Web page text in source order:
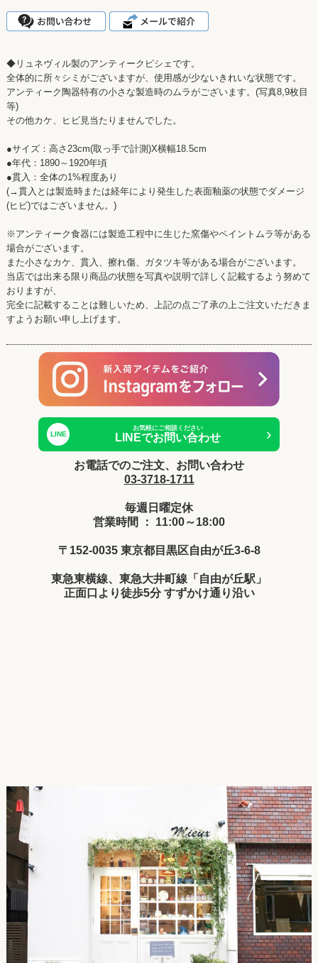
◆リュネヴィル製のアンティークピシェです。
全体的に所々シミがございますが、使用感が少ないきれいな状態です。
アンティーク陶器特有の小さな製造時のムラがございます。(写真8,9枚目
等)
その他カケ、ヒビ見当たりませんでした。
●サイズ：高さ23cm(取っ手で計測)X横幅18.5cm
●年代：1890～1920年頃
●貫入：全体の1%程度あり
(→貫入とは製造時または経年により発生した表面釉薬の状態でダメージ
(ヒビ)ではございません。)
※アンティーク食器には製造工程中に生じた窯傷やペイントムラ等がある
場合がございます。
また小さなカケ、貫入、擦れ傷、ガタツキ等がある場合がございます。
当店では出来る限り商品の状態を写真や説明で詳しく記載するよう努めて
おりますが、
完全に記載することは難しいため、上記の点ご了承の上ご注文いただきま
すようお願い申し上げます。
LINE
お気軽にご相談ください
LINEでお問い合わせ ›
お電話でのご注文、お問い合わせ
03-3718-1711
毎週日曜定休
営業時間 ： 11:00～18:00
〒152-0035 東京都目黒区自由が丘3-6-8
東急東横線、東急大井町線「自由が丘駅」
正面口より徒歩5分 すずかけ通り沿い